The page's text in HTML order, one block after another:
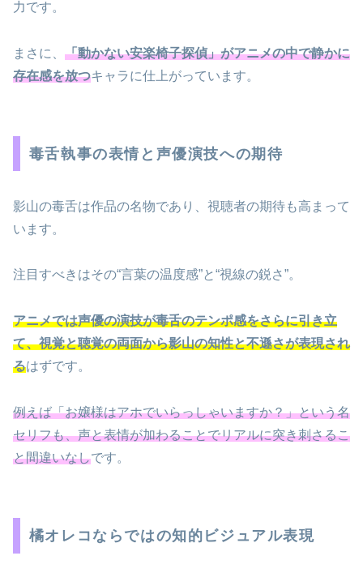
力です。
まさに、 「動かない安楽椅子探偵」がアニメの中で静かに
存在感を放つキャラに仕上がっています。
毒舌執事の表情と声優演技への期待
影山の毒舌は作品の名物であり、視聴者の期待も高まって
います。
注目すべきはその“言葉の温度感”と“視線の鋭さ”。
アニメでは声優の演技が毒舌のテンポ感をさらに引き立
て、視覚と聴覚の両面から影山の知性と不遜さが表現され
るはずです。
例えば「お嬢様はアホでいらっしゃいますか？」という名
セリフも、声と表情が加わることでリアルに突き刺さるこ
と間違いなしです。
橘オレコならではの知的ビジュアル表現